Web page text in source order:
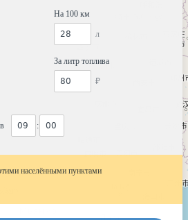
в :
На 100 км
л
За литр топлива
₽
населёнными пунктами